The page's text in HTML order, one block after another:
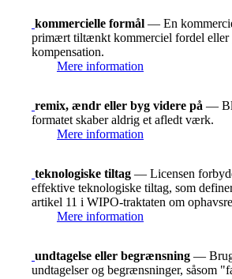
kommercielle formål — En
primært tiltænkt kommerciel fordel eller
kompensation.
Mere information
remix, ændr eller byg videre på —
formatet skaber aldrig et afledt værk.
Mere information
teknologiske tiltag — Licensen
effektive teknologiske tiltag, som
artikel 11 i WIPO-traktaten om
Mere information
undtagelse eller begrænsning —
undtagelser og begrænsninger, såsom